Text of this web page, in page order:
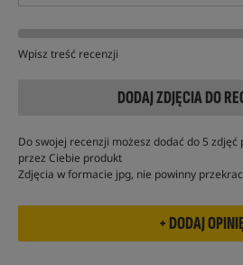
Wpisz treść recenzji
DODAJ ZDJĘCIA DO
Do swojej recenzji możesz dodać do 5
przez Ciebie produkt
Zdjęcia w formacie jpg, nie powinny